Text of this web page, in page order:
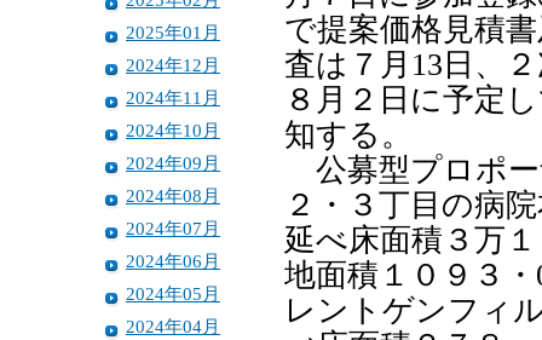
2025年01月
2024年12月
2024年11月
2024年10月
2024年09月
2024年08月
2024年07月
2024年06月
2024年05月
2024年04月
で提案価格見積
査は７月13日、
８月２日に予定
知する。
公募型プロポー
２・３丁目の病
延べ床面積３万
地面積１０９３
レントゲンフィ